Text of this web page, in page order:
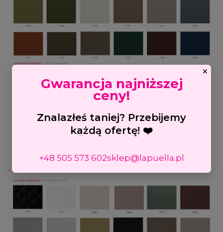
- skaj włoski
×
Gwarancja najniższej
ceny!
Znalazłeś taniej? Przebijemy
każdą ofertę! ❤️
+48 505 573 602sklep@lapuella.pl